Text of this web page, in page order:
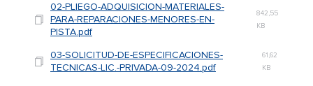
02-PLIEGO-ADQUISICION-MATERIALES-
PARA-REPARACIONES-MENORES-EN-
PISTA.pdf
842,55
KB
03-SOLICITUD-DE-ESPECIFICACIONES-
TECNICAS-LIC.-PRIVADA-09-2024.pdf
61,62
KB